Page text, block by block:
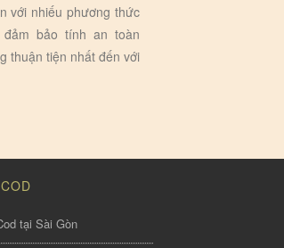
với nhiếu phương thức
đảm bảo tính an toàn
thuận tiện nhất đến với
tại Sài Gòn